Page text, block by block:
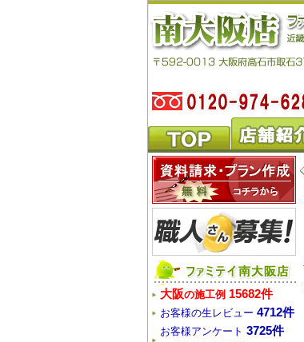
大阪の施工例 15682件
お客様の生レビュー 4712件
お客様アンケート 3725件